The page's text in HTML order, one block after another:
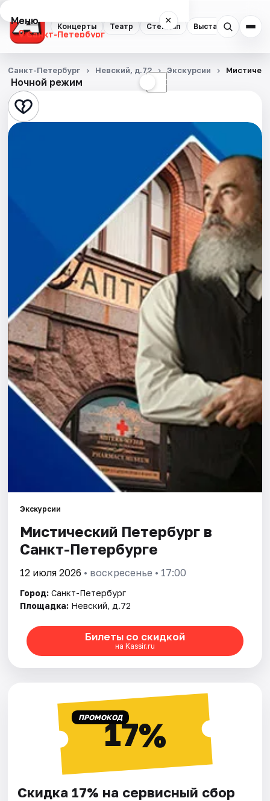
Концерты Театр Стендап Выставки
Меню ×
Санкт-Петербург
Концерты
Театр
Стендап
Города
Площадки
Артисты
Рейтинги
Ночной режим ☾
Санкт-Петербург Невский, д.72 Экскурсии
Экскурсии
Мистический Петербург в
Санкт-Петербурге
12 июля 2026 • воскресенье • 17:00
Город: Санкт-Петербург
Площадка: Невский, д.72
Билеты со скидкой
на Kassir.ru
ПРОМОКОД17%
Скидка 17% на сервисный сбор